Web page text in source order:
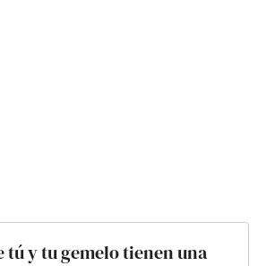
tú y tu gemelo tienen una